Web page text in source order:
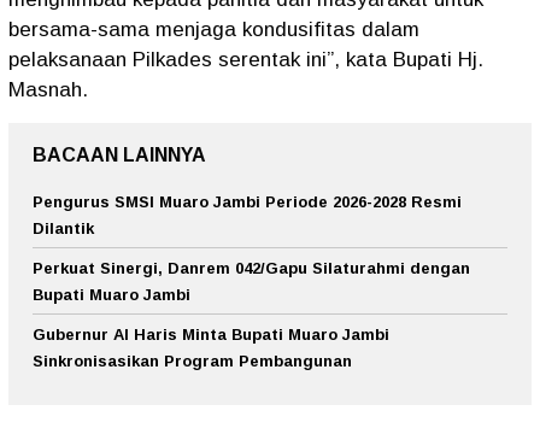
bersama-sama menjaga kondusifitas dalam
pelaksanaan Pilkades serentak ini”, kata Bupati Hj.
Masnah.
BACAAN LAINNYA
Pengurus SMSI Muaro Jambi Periode 2026-2028 Resmi
Dilantik
Perkuat Sinergi, Danrem 042/Gapu Silaturahmi dengan
Bupati Muaro Jambi
Gubernur Al Haris Minta Bupati Muaro Jambi
Sinkronisasikan Program Pembangunan